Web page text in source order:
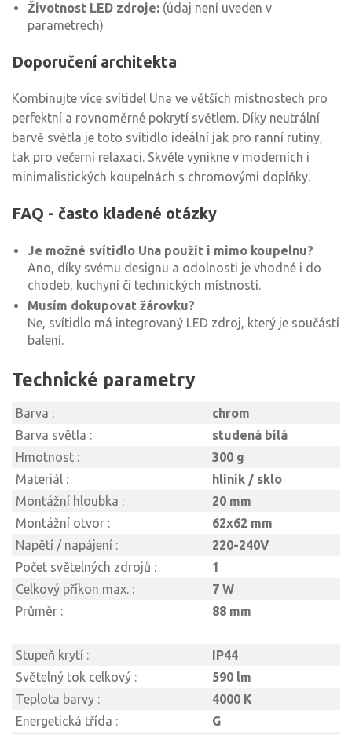
Životnost LED zdroje: (údaj není uveden v
parametrech)
Doporučení architekta
Kombinujte více svítidel Una ve větších místnostech pro
perfektní a rovnoměrné pokrytí světlem. Díky neutrální
barvě světla je toto svítidlo ideální jak pro ranní rutiny,
tak pro večerní relaxaci. Skvěle vynikne v moderních i
minimalistických koupelnách s chromovými doplňky.
FAQ - často kladené otázky
Je možné svítidlo Una použít i mimo koupelnu?
Ano, díky svému designu a odolnosti je vhodné i do
chodeb, kuchyní či technických místností.
Musím dokupovat žárovku?
Ne, svítidlo má integrovaný LED zdroj, který je součástí
balení.
Technické parametry
Barva :
chrom
Barva světla :
studená bílá
Hmotnost :
300 g
Materiál :
hliník / sklo
Montážní hloubka :
20 mm
Montážní otvor :
62x62 mm
Napětí / napájení :
220-240V
Počet světelných zdrojů :
1
Celkový příkon max. :
7 W
Průměr :
88 mm
Stupeň krytí :
IP44
Světelný tok celkový :
590 lm
Teplota barvy :
4000 K
Energetická třída :
G